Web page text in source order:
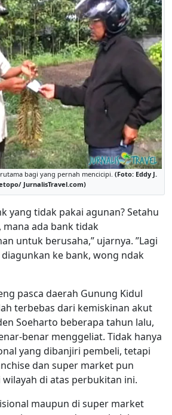
bagi yang pernah mencicipi. (Foto: Eddy J.
JurnalisTravel.com)
yang tidak pakai agunan? Setahu
mana ada bank tidak
untuk berusaha,” ujarnya. ”Lagi
ke bank, wong ndak
pasca daerah Gunung Kidul
terbebas dari kemiskinan akut
Soeharto beberapa tahun lalu,
benar menggeliat. Tidak hanya
yang dibanjiri pembeli, tetapi
dan super market pun
di atas perbukitan ini.
maupun di super market